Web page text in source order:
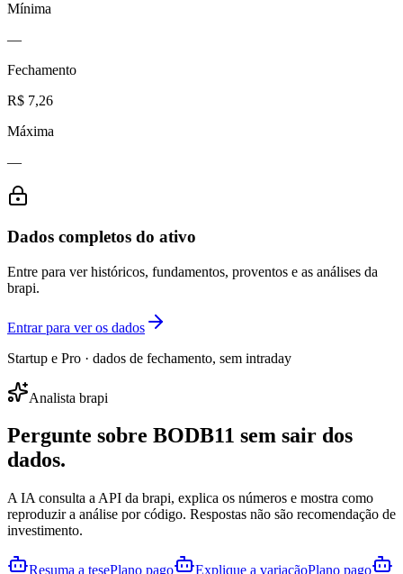
Mínima
—
Fechamento
R$ 7,26
Máxima
—
Dados completos do ativo
Entre para ver históricos, fundamentos, proventos e as análises da
brapi.
Entrar para ver os dados
Startup e Pro · dados de fechamento, sem intraday
Analista brapi
Pergunte sobre BODB11 sem sair dos
dados.
A IA consulta a API da brapi, explica os números e mostra como
reproduzir a análise por código. Respostas não são recomendação de
investimento.
Resuma a tesePlano pago Explique a variaçãoPlano pago